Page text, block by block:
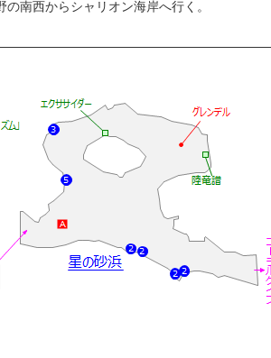
南西からシャリオン海岸へ行く。